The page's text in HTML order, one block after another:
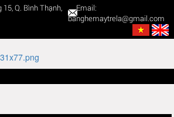
Q. Bình Thạnh,
Email:
banghemaytrela@gmail.com